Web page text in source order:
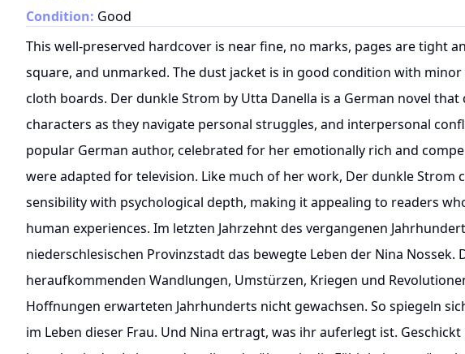
Condition: Good
This well-preserved hardcover is near fine, no marks, pages are tight
square, and unmarked. The dust jacket is in good condition with
cloth boards. Der dunkle Strom by Utta Danella is a German novel that
characters as they navigate personal struggles, and interpersonal
popular German author, celebrated for her emotionally rich and
were adapted for television. Like much of her work, Der dunkle Strom
sensibility with psychological depth, making it appealing to readers
human experiences. Im letzten Jahrzehnt des vergangenen
niederschlesischen Provinzstadt das bewegte Leben der Nina Nossek.
heraufkommenden Wandlungen, Umstürzen, Kriegen und
Hoffnungen erwarteten Jahrhunderts nicht gewachsen. So spiegeln
im Leben dieser Frau. Und Nina ertragt, was ihr auferlegt ist.